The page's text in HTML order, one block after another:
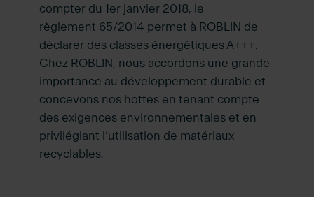
compter du 1er janvier 2018, le
règlement 65/2014 permet à ROBLIN de
déclarer des classes énergétiques A+++.
Chez ROBLIN, nous accordons une grande
importance au développement durable et
concevons nos hottes en tenant compte
des exigences environnementales et en
privilégiant l’utilisation de matériaux
recyclables.